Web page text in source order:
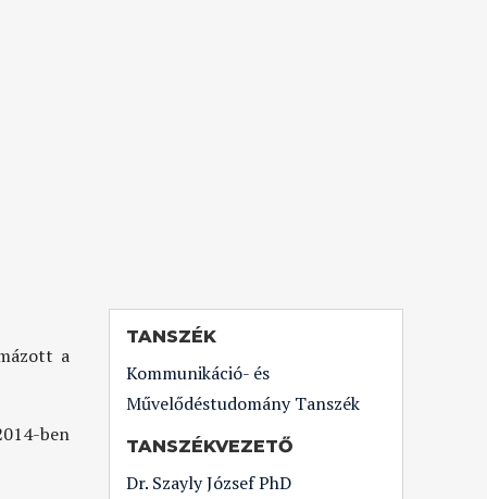
a
ben
TANSZÉK
Kommunikáció- és
Művelődéstudomány Tanszék
TANSZÉKVEZETŐ
Dr. Szayly József PhD